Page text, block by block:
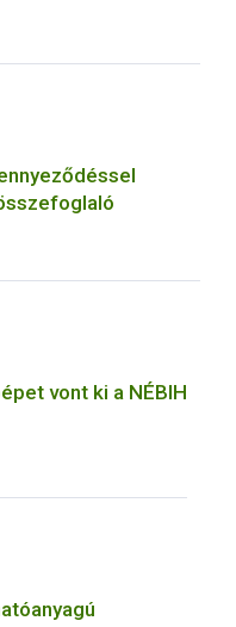
vont ki a NÉBIH